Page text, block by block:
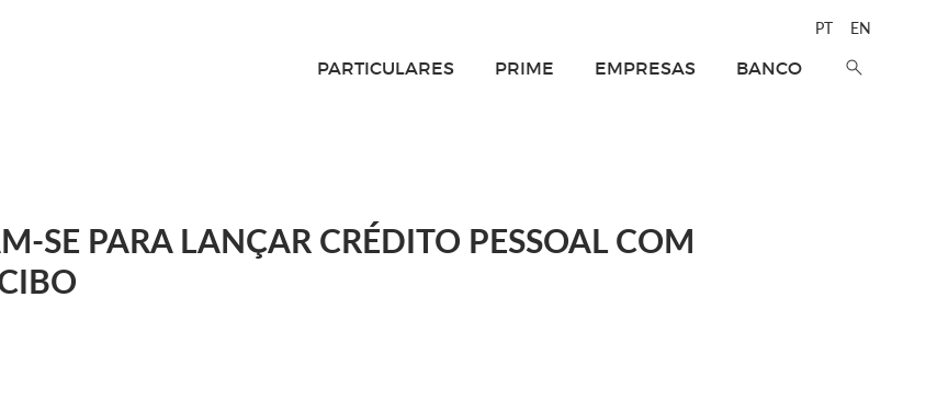
PT
EN
PARTICULARES
PRIME EMPRESAS BANCO
SE PARA LANÇAR CRÉDITO PESSOAL COM